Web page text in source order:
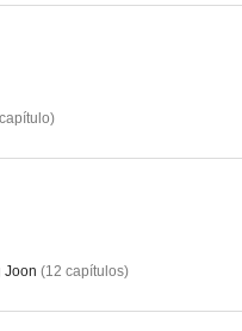
capítulo)
Joon (12 capítulos)